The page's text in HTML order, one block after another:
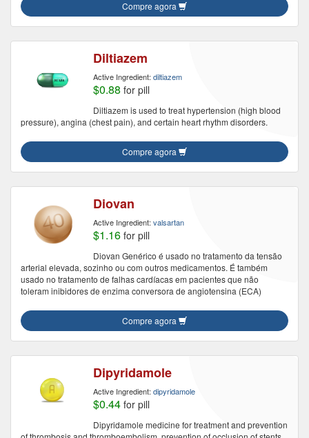
Compre agora
Diltiazem
Active Ingredient: diltiazem
$0.88 for pill
Diltiazem is used to treat hypertension (high blood
pressure), angina (chest pain), and certain heart rhythm disorders.
Compre agora
Diovan
Active Ingredient: valsartan
$1.16 for pill
Diovan Genérico é usado no tratamento da tensão
arterial elevada, sozinho ou com outros medicamentos. É também
usado no tratamento de falhas cardíacas em pacientes que não
toleram inibidores de enzima conversora de angiotensina (ECA)
Compre agora
Dipyridamole
Active Ingredient: dipyridamole
$0.44 for pill
Dipyridamole medicine for treatment and prevention